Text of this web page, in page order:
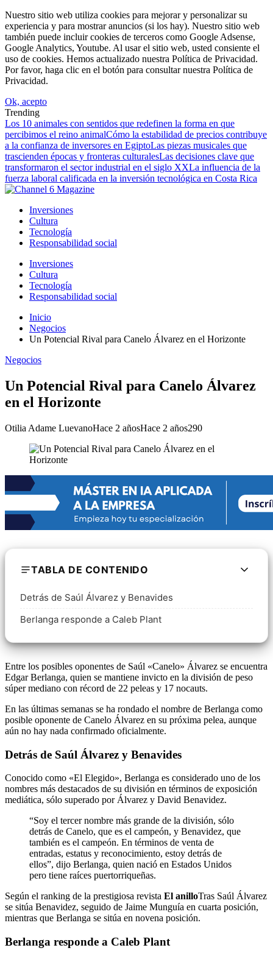
Nuestro sitio web utiliza cookies para mejorar y personalizar su
experiencia y para mostrar anuncios (si los hay). Nuestro sitio web
también puede incluir cookies de terceros como Google Adsense,
Google Analytics, Youtube. Al usar el sitio web, usted consiente el
uso de cookies. Hemos actualizado nuestra Política de Privacidad.
Por favor, haga clic en el botón para consultar nuestra Política de
Privacidad.
Ok, acepto
Trending
Los 10 animales con sentidos que redefinen la forma en que
percibimos el reino animalCómo la estabilidad de precios contribuye
a la confianza de inversores en EgiptoLas piezas musicales que
trascienden épocas y fronteras culturalesLas decisiones clave que
transformaron el sector industrial en el siglo XXLa influencia de la
fuerza laboral calificada en la inversión tecnológica en Costa Rica
Inversiones
Cultura
Tecnología
Responsabilidad social
Inversiones
Cultura
Tecnología
Responsabilidad social
Inicio
Negocios
Un Potencial Rival para Canelo Álvarez en el Horizonte
Negocios
Un Potencial Rival para Canelo Álvarez
en el Horizonte
Otilia Adame LuevanoHace 2 añosHace 2 años290
TABLA DE CONTENIDO
Detrás de Saúl Álvarez y Benavides
Berlanga responde a Caleb Plant
Entre los posibles oponentes de Saúl «Canelo» Álvarez se encuentra
Edgar Berlanga, quien se mantiene invicto en la división de peso
súper mediano con récord de 22 peleas y 17 nocauts.
En las últimas semanas se ha rondado el nombre de Berlanga como
posible oponente de Canelo Álvarez en su próxima pelea, aunque
aún no hay nada confirmado oficialmente.
Detrás de Saúl Álvarez y Benavides
Conocido como «El Elegido», Berlanga es considerado uno de los
nombres más destacados de su división en términos de exposición
mediática, sólo superado por Álvarez y David Benavidez.
“Soy el tercer nombre más grande de la división, sólo
detrás de Canelo, que es el campeón, y Benavidez, que
también es el campeón. En términos de venta de
entradas, estatus y reconocimiento, estoy detrás de
ellos”, dijo Berlanga, quien nació en Estados Unidos
pero tiene raíces puertorriqueñas.
Según el ranking de la prestigiosa revista El anilloTras Saúl Álvarez
se sitúa Benavidez, seguido de Jaime Munguía en cuarta posición,
mientras que Berlanga se sitúa en novena posición.
Berlanga responde a Caleb Plant